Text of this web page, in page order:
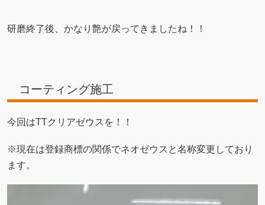
研磨終了後、かなり艶が戻ってきましたね！！
コーティング施工
今回はTTクリアゼウスを！！
※現在は登録商標の関係でネオゼウスと名称変更しており
ます。